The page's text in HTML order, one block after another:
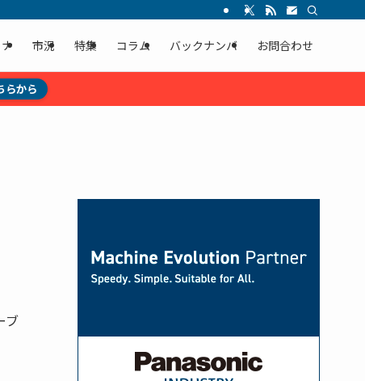
市況 特集 コラム バックナンバ お問合わせ
らから
ブ